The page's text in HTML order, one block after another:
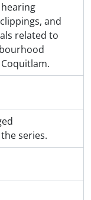
and
related to
series.